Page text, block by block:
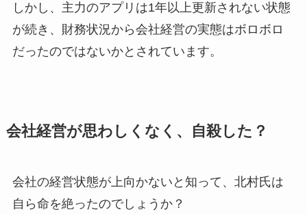
しかし、主力のアプリは1年以上更新されない状態
が続き、財務状況から会社経営の実態はボロボロ
だったのではないかとされています。
会社経営が思わしくなく、自殺した？
会社の経営状態が上向かないと知って、北村氏は
自ら命を絶ったのでしょうか？